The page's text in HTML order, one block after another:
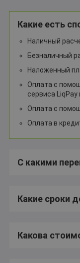
Какие есть
Наличный
Безналичный
Наложенный
Оплата с
сервиса
Оплата с
Оплата в
С какими
Какие сроки
Какова